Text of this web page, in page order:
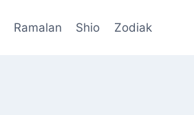
Ramalan Shio Zodiak